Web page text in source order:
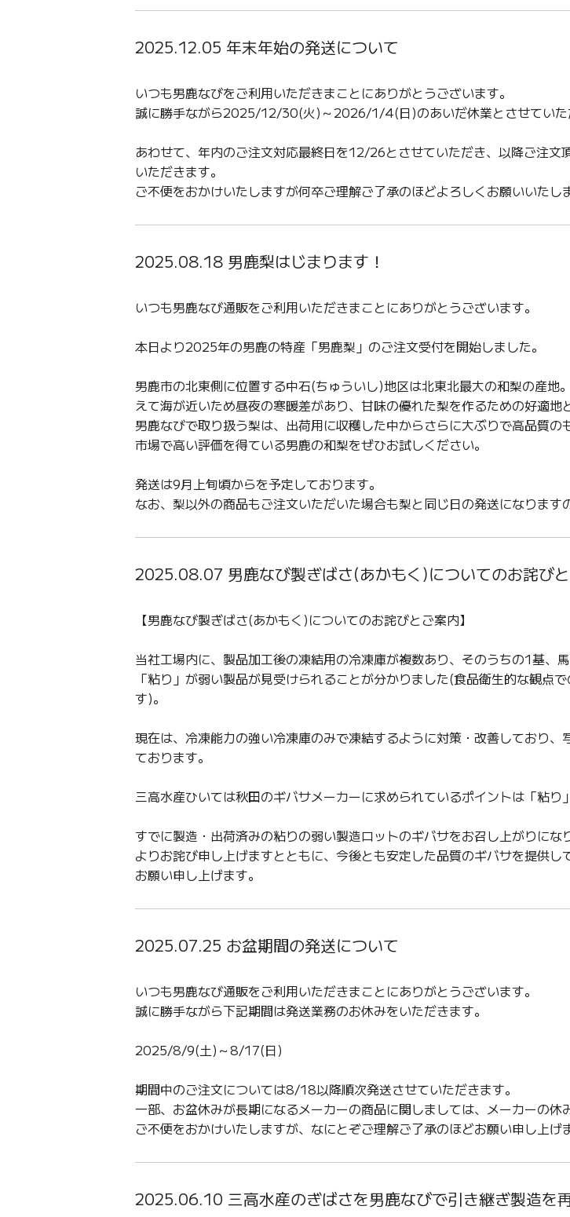
2025.12.05 年末年始の発送について
いつも男鹿なびをご利用いただきまことにありがとうございます。
誠に勝手ながら2025/12/30(火)～2026/1/4(日)のあいだ休業とさせていた
あわせて、年内のご注文対応最終日を12/26とさせていただき、以降ご注
いただきます。
ご不便をおかけいたしますが何卒ご理解ご了承のほどよろしくお願いいたし
2025.08.18 男鹿梨はじまります！
いつも男鹿なび通販をご利用いただきまことにありがとうございます。
本日より2025年の男鹿の特産「男鹿梨」のご注文受付を開始しました。
男鹿市の北東側に位置する中石(ちゅういし)地区は北東北最大の和梨の産
えて海が近いため昼夜の寒暖差があり、甘味の優れた梨を作るための好適地
男鹿なびで取り扱う梨は、出荷用に収穫した中からさらに大ぶりで高品質の
市場で高い評価を得ている男鹿の和梨をぜひお試しください。
発送は9月上旬頃からを予定しております。
なお、梨以外の商品もご注文いただいた場合も梨と同じ日の発送になります
2025.08.07 男鹿なび製ぎばさ(あかもく)についてのお詫び
【男鹿なび製ぎばさ(あかもく)についてのお詫びとご案内】
当社工場内に、製品加工後の凍結用の冷凍庫が複数あり、そのうちの1基、
「粘り」が弱い製品が見受けられることが分かりました(食品衛生的な観点
す)。
現在は、冷凍能力の強い冷凍庫のみで凍結するように対策・改善しており
ております。
三高水産ひいては秋田のギバサメーカーに求められているポイントは「粘り
すでに製造・出荷済みの粘りの弱い製造ロットのギバサをお召し上がりに
よりお詫び申し上げますとともに、今後とも安定した品質のギバサを提供
お願い申し上げます。
2025.07.25 お盆期間の発送について
いつも男鹿なび通販をご利用いただきまことにありがとうございます。
誠に勝手ながら下記期間は発送業務のお休みをいただきます。
2025/8/9(土)～8/17(日)
期間中のご注文については8/18以降順次発送させていただきます。
一部、お盆休みが長期になるメーカーの商品に関しましては、メーカーの休
ご不便をおかけいたしますが、なにとぞご理解ご了承のほどお願い申し上げ
2025.06.10 三高水産のぎばさを男鹿なびで引き継ぎ製造を